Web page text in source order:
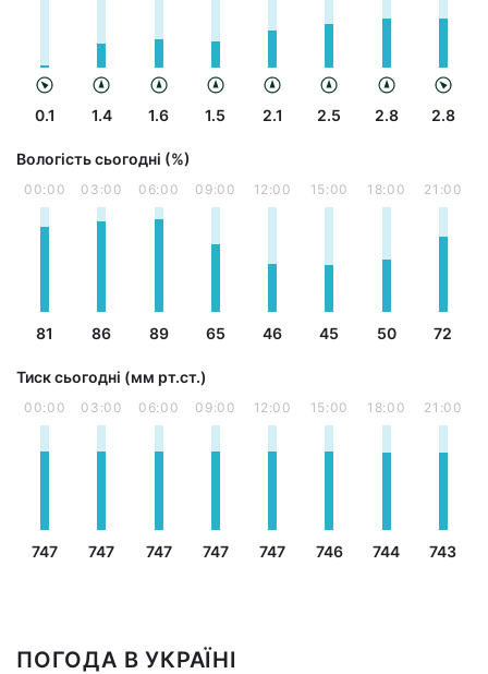
0.1 1.4 1.6 1.5 2.1 2.5 2.8 2.8
Вологість сьогодні (%)
00:00
81
03:00
86
06:00
89
09:00
65
12:00
46
15:00
45
18:00
50
21:00
72
Тиск сьогодні (мм рт.ст.)
00:00
747
03:00
747
06:00
747
09:00
747
12:00
747
15:00
746
18:00
744
21:00
743
ПОГОДА В УКРАЇНІ